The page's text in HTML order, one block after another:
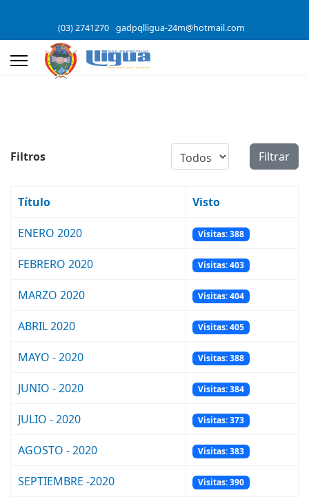
(03) 2741270 gadpqlligua-24m@hotmail.com
Filtros Cantidad a mostrarFiltrar
Título Visto
ENERO 2020 Visitas: 388
FEBRERO 2020 Visitas: 403
MARZO 2020 Visitas: 404
ABRIL 2020 Visitas: 405
MAYO - 2020 Visitas: 388
JUNIO - 2020 Visitas: 384
JULIO - 2020 Visitas: 373
AGOSTO - 2020 Visitas: 383
SEPTIEMBRE -2020 Visitas: 390